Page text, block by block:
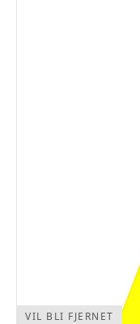
VIL BLI FJERNET